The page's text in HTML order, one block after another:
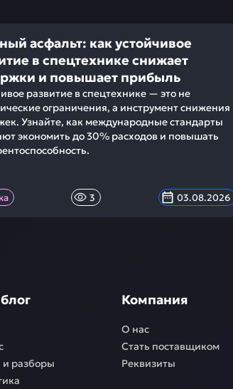
асфальт: как устойчивое
в спецтехнике снижает
и повышает прибыль
развитие в спецтехнике — это не
ограничения, а инструмент снижения
Узнайте, как международные стандарты
экономить до 30% расходов и повышать
3 03.08.2026
разборы
Компания
О нас
Стать поставщиком
Реквизиты